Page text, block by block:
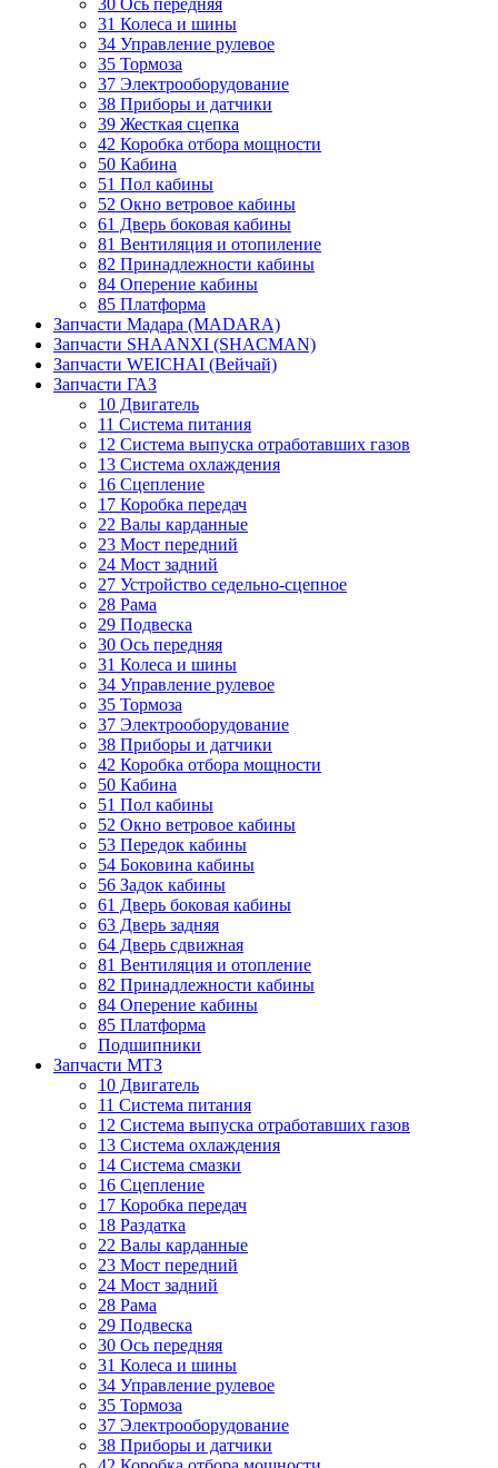
30 Ось передняя
31 Колеса и шины
34 Управление рулевое
35 Тормоза
37 Электрооборудование
38 Приборы и датчики
39 Жесткая сцепка
42 Коробка отбора мощности
50 Кабина
51 Пол кабины
52 Окно ветровое кабины
61 Дверь боковая кабины
81 Вентиляция и отопиление
82 Принадлежности кабины
84 Оперение кабины
85 Платформа
Запчасти Мадара (MADARA)
Запчасти SHAANXI (SHACMAN)
Запчасти WEICHAI (Вейчай)
Запчасти ГАЗ
10 Двигатель
11 Система питания
12 Система выпуска отработавших газов
13 Система охлаждения
16 Сцепление
17 Коробка передач
22 Валы карданные
23 Мост передний
24 Мост задний
27 Устройство седельно-сцепное
28 Рама
29 Подвеска
30 Ось передняя
31 Колеса и шины
34 Управление рулевое
35 Тормоза
37 Электрооборудование
38 Приборы и датчики
42 Коробка отбора мощности
50 Кабина
51 Пол кабины
52 Окно ветровое кабины
53 Передок кабины
54 Боковина кабины
56 Задок кабины
61 Дверь боковая кабины
63 Дверь задняя
64 Дверь сдвижная
81 Вентиляция и отопление
82 Принадлежности кабины
84 Оперение кабины
85 Платформа
Подшипники
Запчасти МТЗ
10 Двигатель
11 Система питания
12 Система выпуска отработавших газов
13 Система охлаждения
14 Система смазки
16 Сцепление
17 Коробка передач
18 Раздатка
22 Валы карданные
23 Мост передний
24 Мост задний
28 Рама
29 Подвеска
30 Ось передняя
31 Колеса и шины
34 Управление рулевое
35 Тормоза
37 Электрооборудование
38 Приборы и датчики